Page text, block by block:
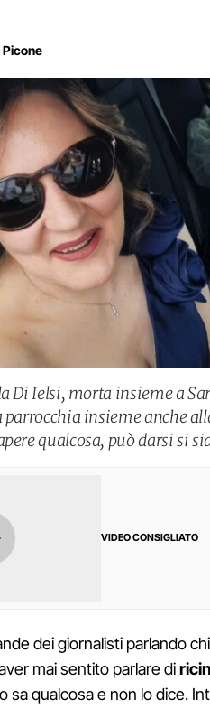
Picone
Di Ielsi, morta insieme a
parrocchia insieme anche
qualcosa, può darsi si
VIDEO CONSIGLIATO
dei giornalisti parlando
mai sentito parlare di
sa qualcosa e non lo dice.